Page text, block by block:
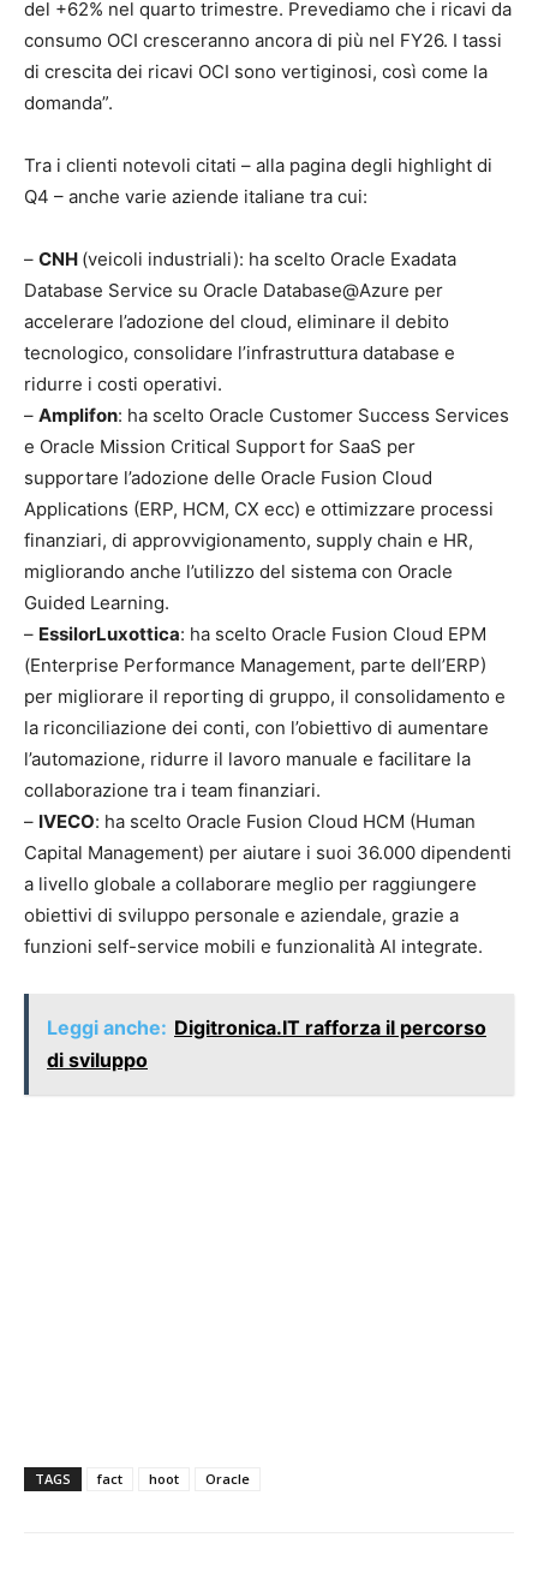
del +62% nel quarto trimestre. Prevediamo che i ricavi da
consumo OCI cresceranno ancora di più nel FY26. I tassi
di crescita dei ricavi OCI sono vertiginosi, così come la
domanda”.
Tra i clienti notevoli citati – alla pagina degli highlight di
Q4 – anche varie aziende italiane tra cui:
– CNH (veicoli industriali): ha scelto Oracle Exadata
Database Service su Oracle Database@Azure per
accelerare l’adozione del cloud, eliminare il debito
tecnologico, consolidare l’infrastruttura database e
ridurre i costi operativi.
– Amplifon: ha scelto Oracle Customer Success Services
e Oracle Mission Critical Support for SaaS per
supportare l’adozione delle Oracle Fusion Cloud
Applications (ERP, HCM, CX ecc) e ottimizzare processi
finanziari, di approvvigionamento, supply chain e HR,
migliorando anche l’utilizzo del sistema con Oracle
Guided Learning.
– EssilorLuxottica: ha scelto Oracle Fusion Cloud EPM
(Enterprise Performance Management, parte dell’ERP)
per migliorare il reporting di gruppo, il consolidamento e
la riconciliazione dei conti, con l’obiettivo di aumentare
l’automazione, ridurre il lavoro manuale e facilitare la
collaborazione tra i team finanziari.
– IVECO: ha scelto Oracle Fusion Cloud HCM (Human
Capital Management) per aiutare i suoi 36.000 dipendenti
a livello globale a collaborare meglio per raggiungere
obiettivi di sviluppo personale e aziendale, grazie a
funzioni self-service mobili e funzionalità AI integrate.
Leggi anche: Digitronica.IT rafforza il percorso
di sviluppo
TAGS fact hoot Oracle